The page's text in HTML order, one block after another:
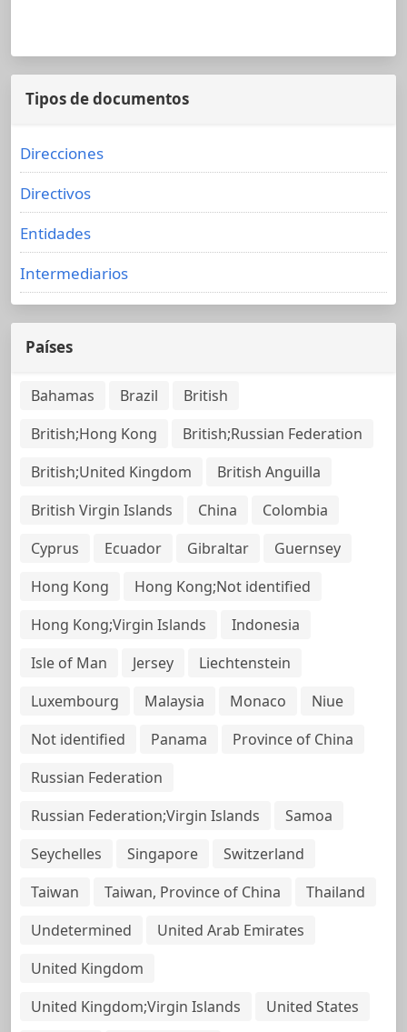
Tipos de documentos
Direcciones
Directivos
Entidades
Intermediarios
Países
Bahamas Brazil
British
British;Hong Kong
British;Russian Federation
British;United Kingdom
British Anguilla
British Virgin Islands
China
Colombia
Cyprus
Ecuador Gibraltar
Guernsey
Hong Kong
Hong Kong;Not identified
Hong Kong;Virgin Islands
Indonesia
Isle of Man
Jersey
Liechtenstein
Luxembourg
Malaysia Monaco
Niue
Not identified
Panama
Province of China
Russian Federation
Russian Federation;Virgin Islands
Samoa
Seychelles
Singapore
Switzerland
Taiwan
Taiwan, Province of China
Thailand
Undetermined
United Arab Emirates
United Kingdom
United Kingdom;Virgin Islands
United States